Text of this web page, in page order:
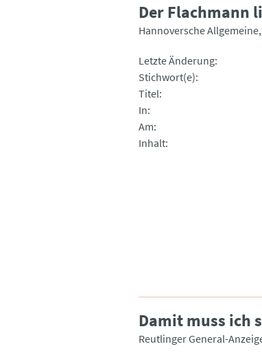
Der Flachmann
Hannoversche Allgemeine
Letzte Änderung
Stichwort(e)
Titel
In
Am
Inhalt
Damit muss ich
Reutlinger General-